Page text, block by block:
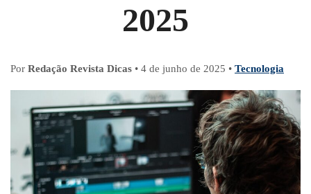
2025
Por Redação Revista Dicas • 4 de junho de 2025 • Tecnologia